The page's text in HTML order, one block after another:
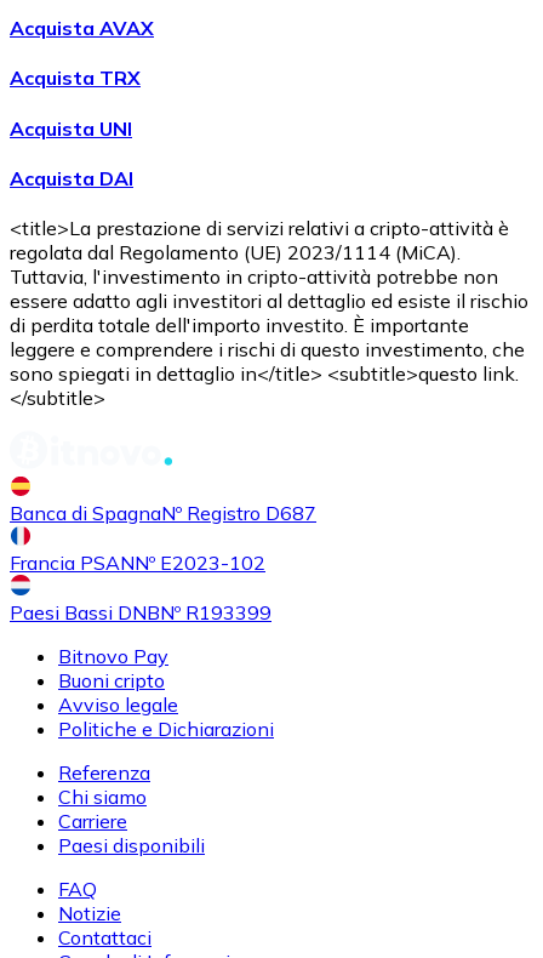
Acquista AVAX
Acquista TRX
Acquista UNI
Acquista DAI
<title>La prestazione di servizi relativi a cripto-attività è
regolata dal Regolamento (UE) 2023/1114 (MiCA).
Tuttavia, l'investimento in cripto-attività potrebbe non
essere adatto agli investitori al dettaglio ed esiste il rischio
di perdita totale dell'importo investito. È importante
leggere e comprendere i rischi di questo investimento, che
sono spiegati in dettaglio in</title> <subtitle>questo link.
</subtitle>
Banca di SpagnaNº Registro D687
Francia PSANNº E2023-102
Paesi Bassi DNBNº R193399
Bitnovo Pay
Buoni cripto
Avviso legale
Politiche e Dichiarazioni
Referenza
Chi siamo
Carriere
Paesi disponibili
FAQ
Notizie
Contattaci